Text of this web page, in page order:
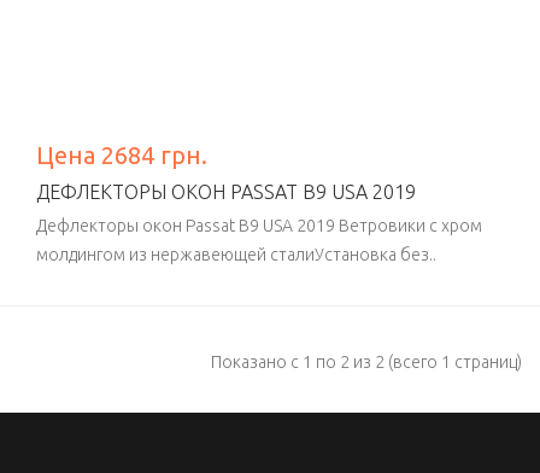
Цена 2684 грн.
ДЕФЛЕКТОРЫ ОКОН PASSAT B9 USA 2019
Дефлекторы окон Passat B9 USA 2019 Ветровики с хром
молдингом из нержавеющей сталиУстановка без..
Показано с 1 по 2 из 2 (всего 1 страниц)